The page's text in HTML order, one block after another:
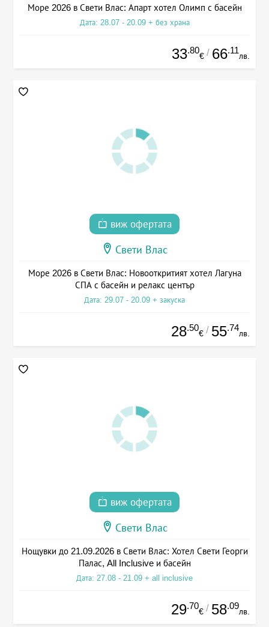
Море 2026 в Свети Влас: Апарт хотел Олимп с басейн
Дата: 28.07 - 20.09 + без храна
33.80
€ / 66.11
лв.
виж офертата
Свети Влас
Море 2026 в Свети Влас: Новооткритият хотел Лагуна
СПА с басейн и релакс център
Дата: 29.07 - 20.09 + закуска
28.50
€ / 55.74
лв.
виж офертата
Свети Влас
Нощувки до 21.09.2026 в Свети Влас: Хотел Свети Георги
Палас, All Inclusive и басейн
Дата: 27.08 - 21.09 + all inclusive
29.70
€ / 58.09
лв.